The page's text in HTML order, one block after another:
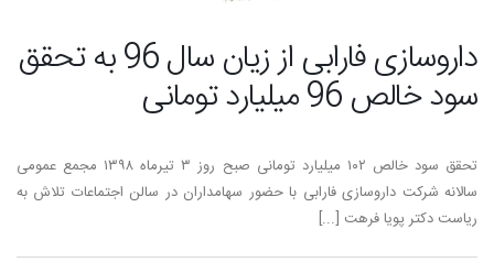
داروسازی فارابی از زیان سال 96 به تحقق
سود خالص 96 میلیارد تومانی
تحقق سود خالص ۱۰۲ میلیارد تومانی صبح روز ۳ تیرماه ۱۳۹۸ مجمع عمومی
سالانه شرکت داروسازی فارابی با حضور سهامداران در سالن اجتماعات تلاش به
ریاست دکتر پویا فرهت [...]